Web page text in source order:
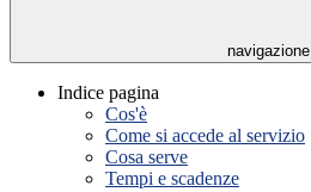
navigazione
Indice pagina
Cos'è
Come si accede al servizio
Cosa serve
Tempi e scadenze